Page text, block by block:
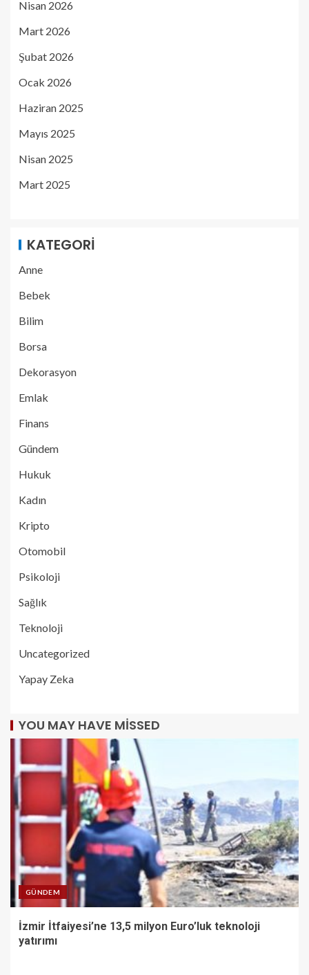
Nisan 2026
Mart 2026
Şubat 2026
Ocak 2026
Haziran 2025
Mayıs 2025
Nisan 2025
Mart 2025
KATEGORI
Anne
Bebek
Bilim
Borsa
Dekorasyon
Emlak
Finans
Gündem
Hukuk
Kadın
Kripto
Otomobil
Psikoloji
Sağlık
Teknoloji
Uncategorized
Yapay Zeka
YOU MAY HAVE MISSED
GÜNDEM
İzmir İtfaiyesi’ne 13,5 milyon Euro’luk teknoloji
yatırımı